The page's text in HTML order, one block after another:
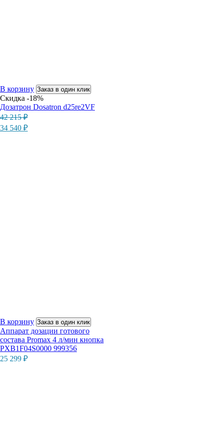
В корзину Заказ в один клик
Скидка -18%
Дозатрон Dosatron d25re2VF
42 215₽
Первоначальная
цена
составляла
34 540 ₽
Текущая
цена:
34
В корзину Заказ в один клик
Аппарат дозации готового
состава Promax 4 л/мин кнопка
PXB1F04S0000 999356
25 299 ₽